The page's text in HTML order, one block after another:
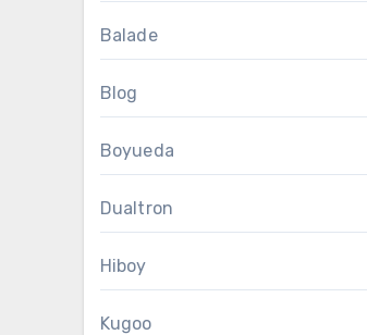
Balade
Blog
Boyueda
Dualtron
Hiboy
Kugoo